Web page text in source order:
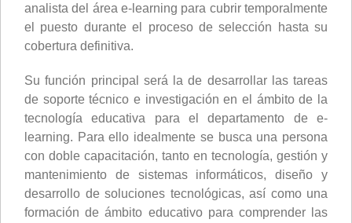
analista del área e-learning para cubrir temporalmente
el puesto durante el proceso de selección hasta su
cobertura definitiva.
Su función principal será la de desarrollar las tareas
de soporte técnico e investigación en el ámbito de la
tecnología educativa para el departamento de e-
learning. Para ello idealmente se busca una persona
con doble capacitación, tanto en tecnología, gestión y
mantenimiento de sistemas informáticos, diseño y
desarrollo de soluciones tecnológicas, así como una
formación de ámbito educativo para comprender las